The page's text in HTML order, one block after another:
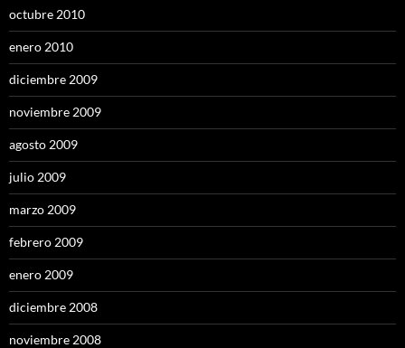
octubre 2010
enero 2010
diciembre 2009
noviembre 2009
agosto 2009
julio 2009
marzo 2009
febrero 2009
enero 2009
diciembre 2008
noviembre 2008